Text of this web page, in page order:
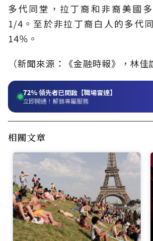
多代同堂，拉丁裔和非裔美國
1/4。至於非拉丁裔白人的多代
14％。
（新聞來源：《金融時報》，林佳
72%領先者已開啟【職場雷達】
立即開通！解鎖專屬服務
相關文章